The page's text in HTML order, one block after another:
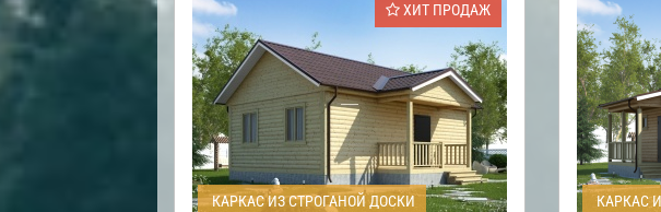
ХИТ ПРОДАЖ
КАРКАС ИЗ СТРОГАНОЙ ДОСКИ КАРКАС